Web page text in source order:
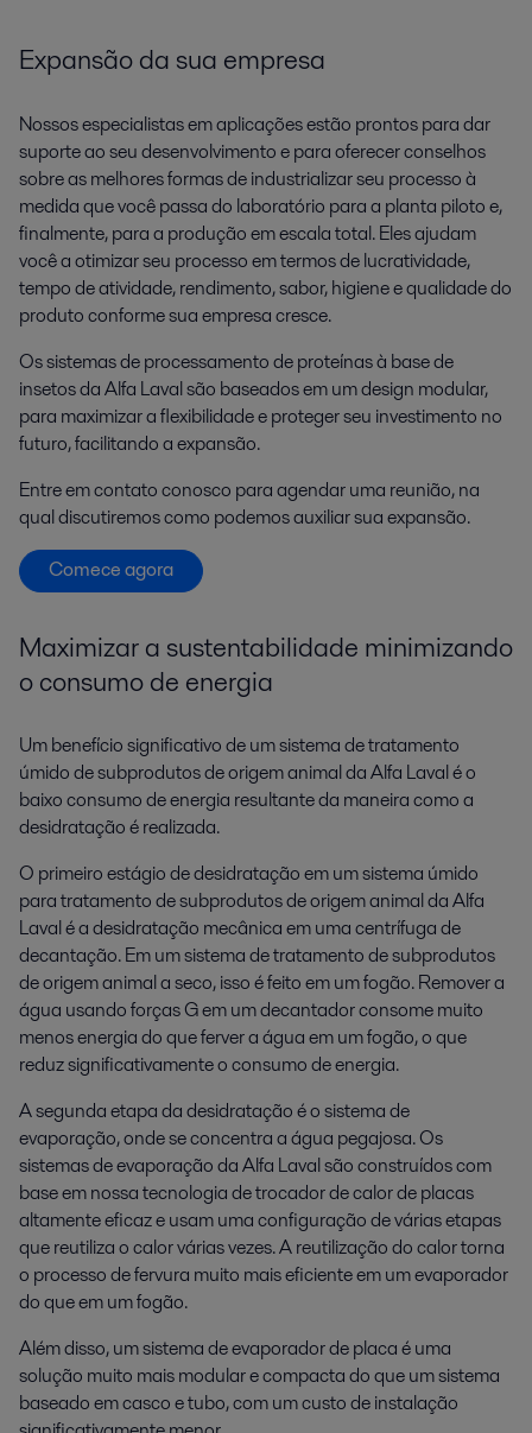
Expansão da sua empresa
Nossos especialistas em aplicações estão prontos para dar
suporte ao seu desenvolvimento e para oferecer conselhos
sobre as melhores formas de industrializar seu processo à
medida que você passa do laboratório para a planta piloto e,
finalmente, para a produção em escala total. Eles ajudam
você a otimizar seu processo em termos de lucratividade,
tempo de atividade, rendimento, sabor, higiene e qualidade do
produto conforme sua empresa cresce.
Os sistemas de processamento de proteínas à base de
insetos da Alfa Laval são baseados em um design modular,
para maximizar a flexibilidade e proteger seu investimento no
futuro, facilitando a expansão.
Entre em contato conosco para agendar uma reunião, na
qual discutiremos como podemos auxiliar sua expansão.
Comece agora
Maximizar a sustentabilidade minimizando
oconsumo de energia
Um benefício significativo de um sistema de tratamento
úmido de subprodutos de origem animal da Alfa Laval é o
baixo consumo de energia resultante da maneira como a
desidratação é realizada.
O primeiro estágio de desidratação em um sistema úmido
para tratamento de subprodutos de origem animal da Alfa
Laval é a desidratação mecânica em uma centrífuga de
decantação. Em um sistema de tratamento de subprodutos
de origem animal a seco, isso é feito em um fogão. Remover a
água usando forças G em um decantador consome muito
menos energia do que ferver a água em um fogão, o que
reduz significativamente o consumo de energia.
A segunda etapa da desidratação é o sistema de
evaporação, onde se concentra a água pegajosa. Os
sistemas de evaporação da Alfa Laval são construídos com
base em nossa tecnologia de trocador de calor de placas
altamente eficaz e usam uma configuração de várias etapas
que reutiliza o calor várias vezes. A reutilização do calor torna
o processo de fervura muito mais eficiente em um evaporador
do que em um fogão.
Além disso, um sistema de evaporador de placa é uma
solução muito mais modular e compacta do que um sistema
baseado em casco e tubo, com um custo de instalação